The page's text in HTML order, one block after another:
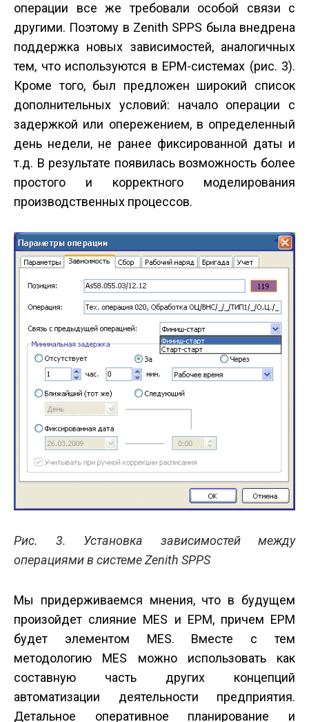
операции все же требовали особой связи с
другими. Поэтому в Zenith SPPS была внедрена
поддержка новых зависимостей, аналогичных
тем, что используются в EPM-системах (рис. 3).
Кроме того, был предложен широкий список
дополнительных условий: начало операции с
задержкой или опережением, в определенный
день недели, не ранее фиксированной даты и
т.д. В результате появилась возможность более
простого и корректного моделирования
производственных процессов.
Рис. 3. Установка зависимостей между
операциями в системе Zenith SPPS
Мы придерживаемся мнения, что в будущем
произойдет слияние MES и EPM, причем EPM
будет элементом MES. Вместе с тем
методологию MES можно использовать как
составную часть других концепций
автоматизации деятельности предприятия.
Детальное оперативное планирование и